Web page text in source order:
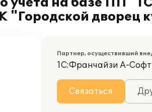
дворец
Партнер, осуществивший
1С:Франчайзи А-Софт
Связаться